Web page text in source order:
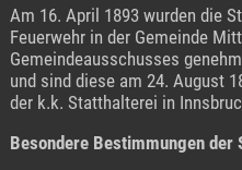
Am 16. April 1893 wurden die
Feuerwehr in der Gemeinde
Gemeindeausschusses
und sind diese am 24. August
der k.k. Statthalterei in
Besondere Bestimmungen der